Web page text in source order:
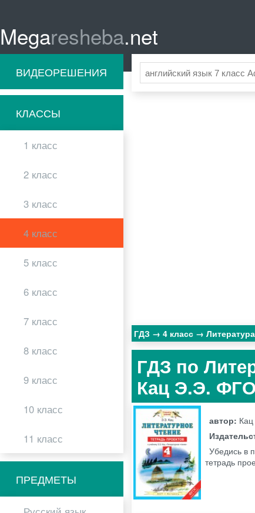
Megaresheba.net
ВИДЕОРЕШЕНИЯ
КЛАССЫ
1 класс
2 класс
3 класс
4 класс
5 класс
6 класс
7 класс
8 класс
9 класс
10 класс
11 класс
ПРЕДМЕТЫ
ГДЗ 4 класс Литература
ГДЗ по
Кац Э.Э.
автор:
Убедись в
тетрадь